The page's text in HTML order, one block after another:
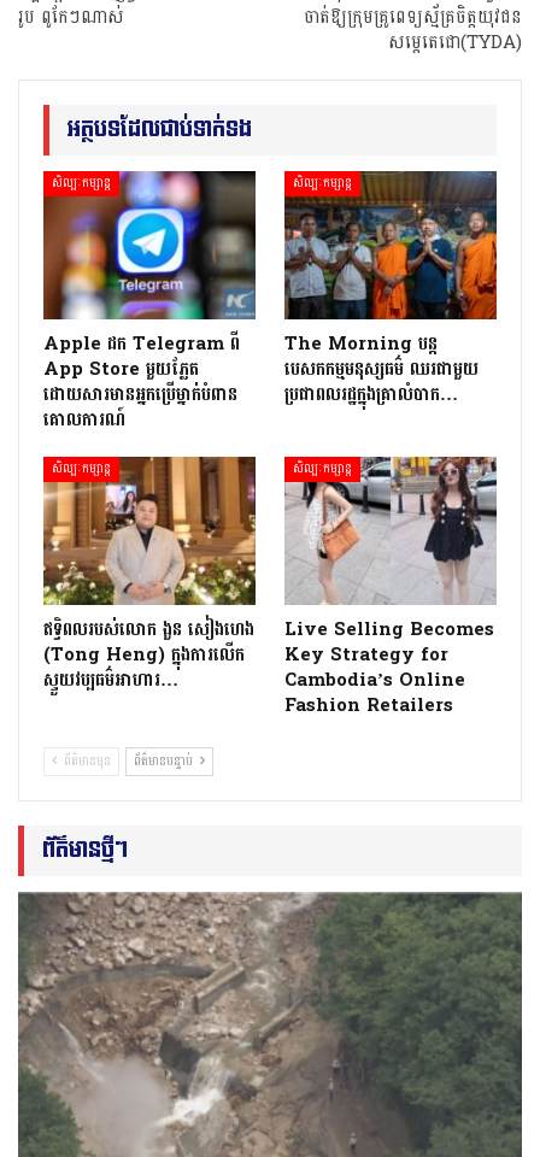
រូប ពូកែៗណាស់ ចាត់ឱ្យក្រុមគ្រូពេទ្យស្ម័គ្រចិត្តយុវជន
សម្តេតេជោ(TYDA)
អត្ថបទដែលជាប់ទាក់ទង
សិល្បៈកម្សាន្ត
Apple ដក Telegram ពី
App Store មួយភ្លែត
ដោយសារមានអ្នកប្រើម្នាក់បំពាន
គោលការណ៍
សិល្បៈកម្សាន្ត
The Morning បន្ត
បេសកកម្មមនុស្សធម៌ ឈរជាមួយ
ប្រជាពលរដ្ឋក្នុងគ្រាលំបាក…
សិល្បៈកម្សាន្ត
ឥទ្ធិពលរបស់លោក ងួន សៀងហេង
(Tong Heng) ក្នុងការលើក
ស្ទួយវប្បធម៌អាហារ…
សិល្បៈកម្សាន្ត
Live Selling Becomes
Key Strategy for
Cambodia’s Online
Fashion Retailers
ព័ត៌មានមុន ព័ត៌មានបន្ទាប់
ព័ត៌មានថ្មីៗ